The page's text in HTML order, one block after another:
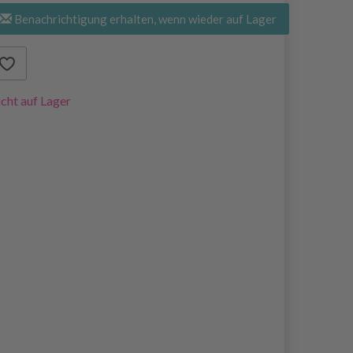
Benachrichtigung erhalten, wenn wieder auf Lager
auf Lager